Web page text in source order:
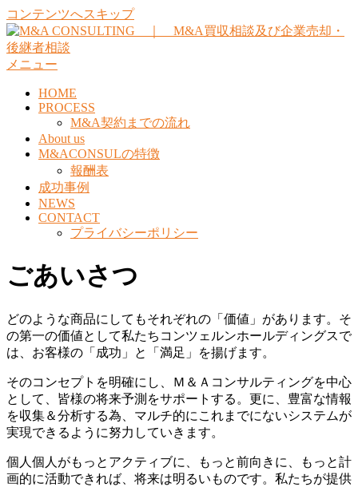
コンテンツへスキップ
メニュー
HOME
PROCESS
M&A契約までの流れ
About us
M&ACONSULの特徴
報酬表
成功事例
NEWS
CONTACT
プライバシーポリシー
ごあいさつ
どのような商品にしてもそれぞれの「価値」があります。そ
の第一の価値として私たちコンツェルンホールディングスで
は、お客様の「成功」と「満足」を揚げます。
そのコンセプトを明確にし、Ｍ＆Ａコンサルティングを中心
として、皆様の将来予測をサポートする。更に、豊富な情報
を収集＆分析する為、マルチ的にこれまでにないシステムが
実現できるように努力していきます。
個人個人がもっとアクティブに、もっと前向きに、もっと計
画的に活動できれば、将来は明るいものです。私たちが提供